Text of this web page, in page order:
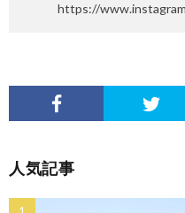
https://
人気記事